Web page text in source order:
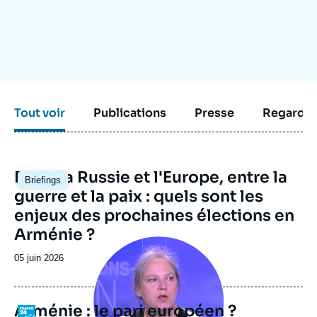
Tout voir Publications Presse
Briefings
Image
principale
Entre la Russie et l'Europe, entre la
guerre et la paix : quels sont les
enjeux des prochaines élections en
Arménie ?
Date
publication
05 juin 2026
Logo
principale
médiatique
Arménie : le pari européen ?